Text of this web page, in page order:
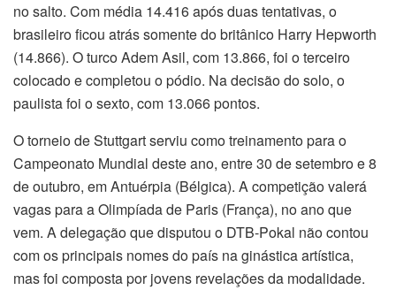
no salto. Com média 14.416 após duas tentativas, o
brasileiro ficou atrás somente do britânico Harry Hepworth
(14.866). O turco Adem Asil, com 13.866, foi o terceiro
colocado e completou o pódio. Na decisão do solo, o
paulista foi o sexto, com 13.066 pontos.
O torneio de Stuttgart serviu como treinamento para o
Campeonato Mundial deste ano, entre 30 de setembro e 8
de outubro, em Antuérpia (Bélgica). A competição valerá
vagas para a Olimpíada de Paris (França), no ano que
vem. A delegação que disputou o DTB-Pokal não contou
com os principais nomes do país na ginástica artística,
mas foi composta por jovens revelações da modalidade.